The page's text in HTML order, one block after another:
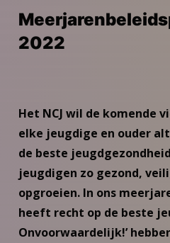
2022
Het NCJ wil de komende
elke jeugdige en ouder
de beste
jeugdigen zo gezond,
opgroeien. In ons
heeft recht op de beste
Onvoorwaardelijk!’